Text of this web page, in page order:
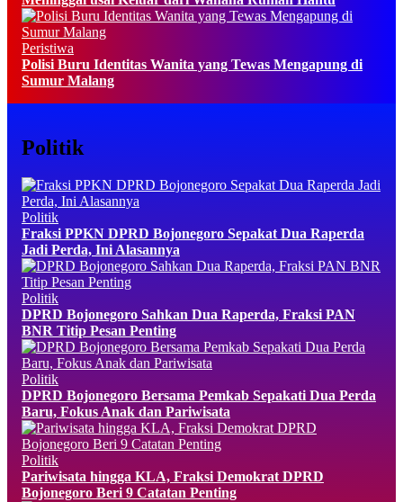
Peristiwa
Polisi Buru Identitas Wanita yang Tewas Mengapung di
Sumur Malang
Politik
Politik
Fraksi PPKN DPRD Bojonegoro Sepakat Dua Raperda
Jadi Perda, Ini Alasannya
Politik
DPRD Bojonegoro Sahkan Dua Raperda, Fraksi PAN
BNR Titip Pesan Penting
Politik
DPRD Bojonegoro Bersama Pemkab Sepakati Dua Perda
Baru, Fokus Anak dan Pariwisata
Politik
Pariwisata hingga KLA, Fraksi Demokrat DPRD
Bojonegoro Beri 9 Catatan Penting